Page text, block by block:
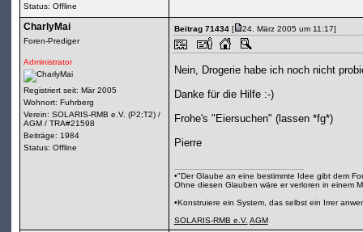
Status: Offline
CharlyMai
Foren-Prediger
Administrator
Registriert seit: Mär 2005
Wohnort: Fuhrberg
Verein: SOLARIS-RMB e.V. (P2;T2) /
AGM / TRA#21598
Beiträge: 1984
Status: Offline
Beitrag 71434[ 24. März 2005 um 11:17]
Nein, Drogerie habe ich noch nicht
Danke für die Hilfe :-)
Frohe's "Eiersuchen" (lassen *fg*)
Pierre
•"Der Glaube an eine bestimmte Idee gibt dem
Ohne diesen Glauben wäre er verloren in einem
•Konstruiere ein System, das selbst ein Irrer
SOLARIS-RMB e.V. AGM